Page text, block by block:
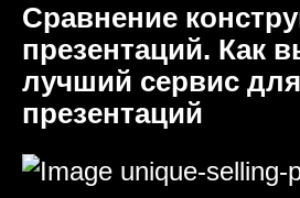
Сравнение
презентаций. Как
лучший сервис для
презентаций